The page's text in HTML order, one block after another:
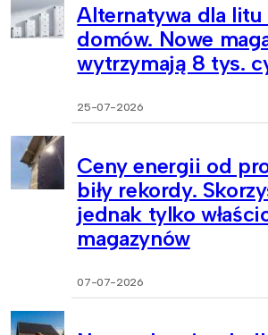
Alternatywa dla litu
domów. Nowe
wytrzymają 8 tys.
25-07-2026
Ceny energii od
biły rekordy.
jednak tylko
magazynów
07-07-2026